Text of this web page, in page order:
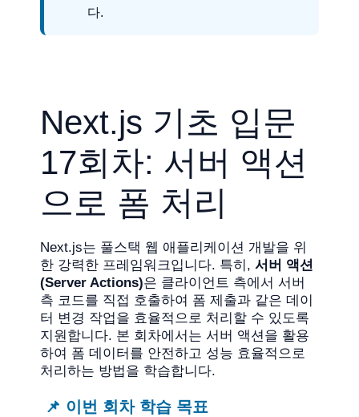
다.
Next.js 기초 입문
17회차: 서버 액션
으로 폼 처리
Next.js는 풀스택 웹 애플리케이션 개발을 위
한 강력한 프레임워크입니다. 특히, 서버 액션
(Server Actions)은 클라이언트 측에서 서버
측 코드를 직접 호출하여 폼 제출과 같은 데이
터 변경 작업을 효율적으로 처리할 수 있도록
지원합니다. 본 회차에서는 서버 액션을 활용
하여 폼 데이터를 안전하고 성능 효율적으로
처리하는 방법을 학습합니다.
📌 이번 회차 학습 목표